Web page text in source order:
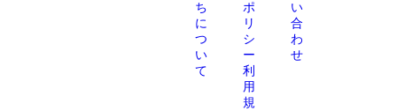
ち
に
つ
い
て
ポ
リ
シ
ー
利
用
規
い
合
わ
せ